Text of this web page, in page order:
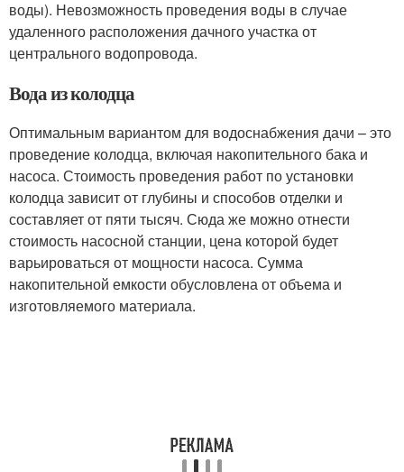
воды). Невозможность проведения воды в случае
удаленного расположения дачного участка от
центрального водопровода.
Вода из колодца
Оптимальным вариантом для водоснабжения дачи – это
проведение колодца, включая накопительного бака и
насоса. Стоимость проведения работ по установки
колодца зависит от глубины и способов отделки и
составляет от пяти тысяч. Сюда же можно отнести
стоимость насосной станции, цена которой будет
варьироваться от мощности насоса. Сумма
накопительной емкости обусловлена от объема и
изготовляемого материала.